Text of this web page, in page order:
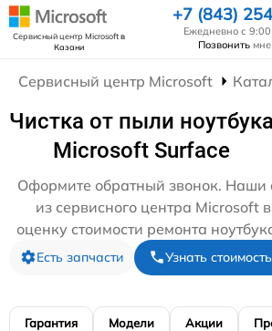
Сервисный центр Microsoftв
Казани
+7 (843)
Ежедневно с
Позвонить
Сервисный центр Microsoft
Чистка от пыли ноутбука
Microsoft Surface
Оформите обратный звонок. Наши
из сервисного центра Microsoft
оценку стоимости ремонта
Есть запчасти Узнать стоимость
Гарантия Модели Акции